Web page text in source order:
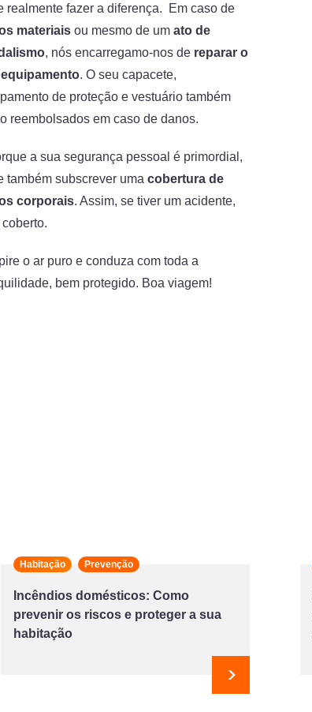
realmente fazer a diferença. Em caso de
materiais ou mesmo de um ato de
, nós encarregamo-nos de reparar o
. O seu capacete,
de proteção e vestuário também
reembolsados em caso de danos.
a sua segurança pessoal é primordial,
também subscrever uma cobertura de
corporais. Assim, se tiver um acidente,
o ar puro e conduza com toda a
bem protegido. Boa viagem!
Habitação Prevenção
Incêndios domésticos: Como
prevenir os riscos e proteger a sua
habitação
Seguinte